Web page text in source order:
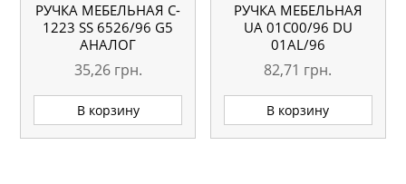
РУЧКА МЕБЕЛЬНАЯ C-
1223 SS 6526/96 G5
АНАЛОГ
35,26 грн.
В корзину
РУЧКА МЕБЕЛЬНАЯ
UA 01С00/96 DU
01AL/96
82,71 грн.
В корзину